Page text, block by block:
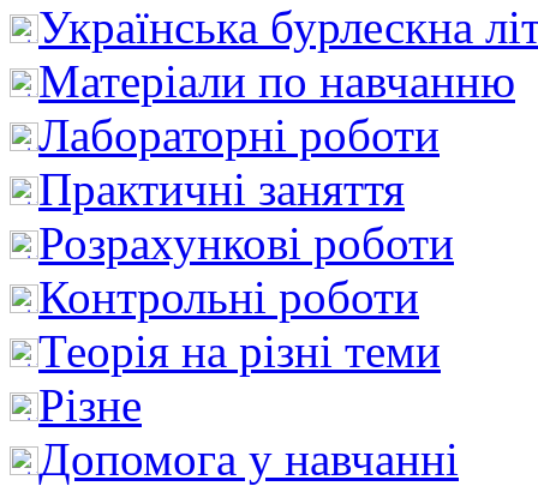
Українська бурлескна
Матеріали по навчанню
Лабораторні роботи
Практичні заняття
Розрахункові роботи
Контрольні роботи
Теорія на різні теми
Різне
Допомога у навчанні